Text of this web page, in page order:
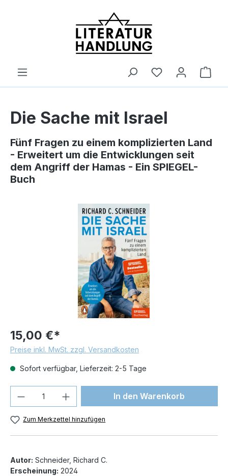
Die Sache mit Israel
Fünf Fragen zu einem komplizierten Land
- Erweitert um die Entwicklungen seit
dem Angriff der Hamas - Ein SPIEGEL-
Buch
Bildergalerie überspringen
15,00 €*
Preise inkl. MwSt. zzgl. Versandkosten
Sofort verfügbar, Lieferzeit: 2-5 Tage
Produkt Anzahl: Gib denIn den Warenkorb
Zum Merkzettel hinzufügen
Autor: Schneider, Richard C.
Erscheinung: 2024